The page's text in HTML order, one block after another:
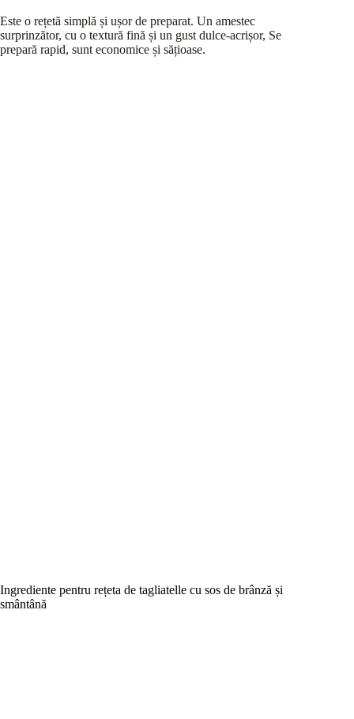
Este o rețetă simplă și ușor de preparat. Un amestec
surprinzător, cu o textură fină și un gust dulce-acrișor, Se
prepară rapid, sunt economice și sățioase.
Ingrediente pentru rețeta de tagliatelle cu sos de brânză și
smântână